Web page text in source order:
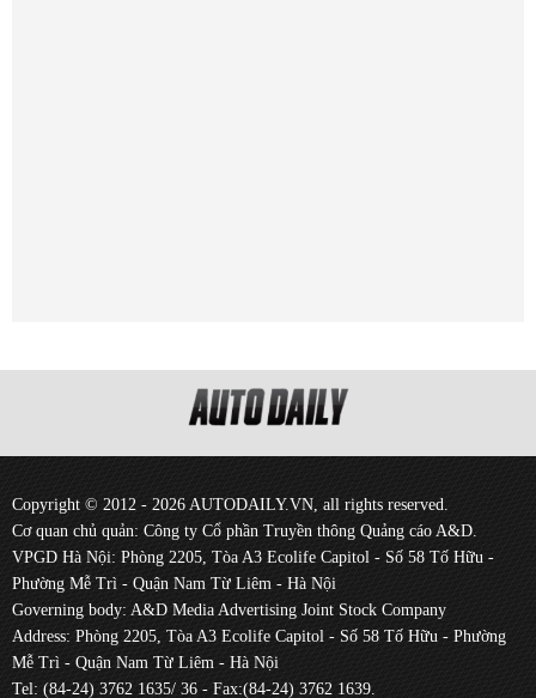
Copyright © 2012 - 2026 AUTODAILY.VN, all rights reserved.
Cơ quan chủ quản: Công ty Cổ phần Truyền thông Quảng cáo A&D.
VPGD Hà Nội: Phòng 2205, Tòa A3 Ecolife Capitol - Số 58 Tố Hữu -
Phường Mễ Trì - Quận Nam Từ Liêm - Hà Nội
Governing body: A&D Media Advertising Joint Stock Company
Address: Phòng 2205, Tòa A3 Ecolife Capitol - Số 58 Tố Hữu - Phường
Mễ Trì - Quận Nam Từ Liêm - Hà Nội
Tel: (84-24) 3762 1635/ 36 - Fax:(84-24) 3762 1639.